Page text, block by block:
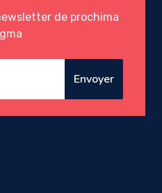
de prochima
Envoyer